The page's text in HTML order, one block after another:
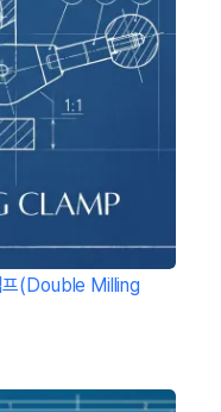
프(Double Milling